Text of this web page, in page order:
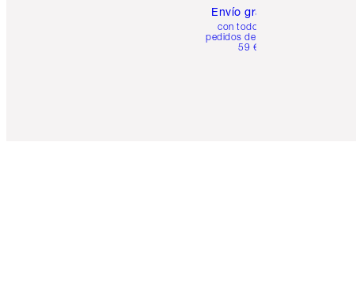
Envío gratuito
con todos los
pedidos de más de
59 €